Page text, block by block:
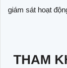
giám sát hoạt
THAM